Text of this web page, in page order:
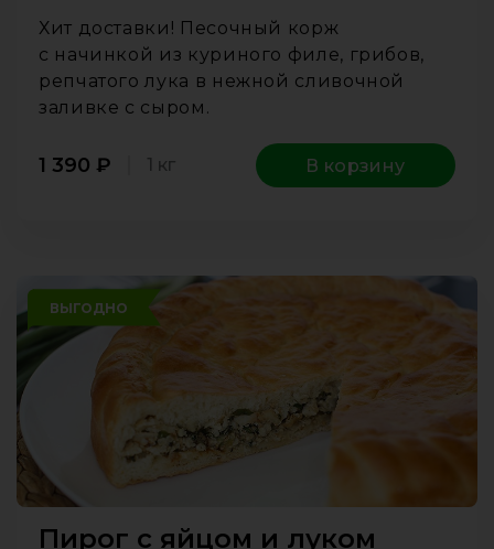
Хит доставки! Песочный корж
с начинкой из куриного филе, грибов,
репчатого лука в нежной сливочной
заливке с сыром.
1 390 ₽ 1 кг В корзину
ВЫГОДНО
Пирог с яйцом и луком